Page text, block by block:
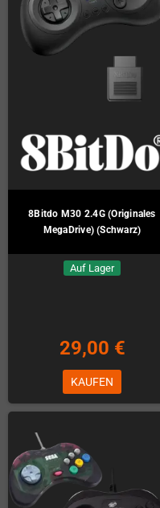
8Bitdo M30 2.4G (Originales
MegaDrive) (Schwarz)
Auf Lager
29,00 €
KAUFEN